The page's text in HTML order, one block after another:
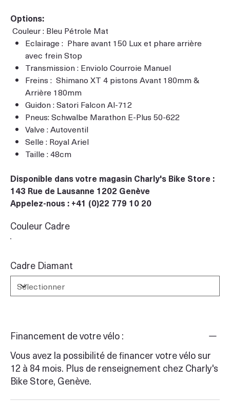
Options:
Couleur : Bleu Pétrole Mat
Eclairage : Phare avant 150 Lux et phare arrière
avec frein Stop
Transmission : Enviolo Courroie Manuel
Freins : Shimano XT 4 pistons Avant 180mm &
Arrière 180mm
Guidon : Satori Falcon Al-712
Pneus: Schwalbe Marathon E-Plus 50-622
Valve : Autoventil
Selle : Royal Ariel
Taille : 48cm
Disponible dans votre magasin Charly's Bike Store :
143 Rue de Lausanne 1202 Genève
Appelez-nous : +41 (0)22 779 10 20
Couleur Cadre
Cadre Diamant
Financement de votre vélo :
Vous avez la possibilité de financer votre vélo sur
12 à 84 mois. Plus de renseignement chez Charly's
Bike Store, Genève.